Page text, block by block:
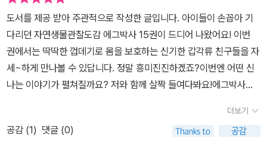
서 토종 가재들이 죽기도 한데요하천에서 포획한 미국 가재는 포란상
태였는데요포란은 부화하기 위하여 알을 품는 일이랍니다 ​나쁜 가재
라며 미국 가재를 잡으려는 아이들이 있었는데갑각류에 대한 방송을
하겠다며 미국 가재를 구했어요 ​갑각류에 대해서 설명해주는 에그박
사, 양박사, 웅박사담수 갑각류, 육지 갑각류, 바다 갑각류가 있더라고
요책에서 다양하게 알아보시면 좋을 것 같아요가재의 정체에 대해서
알아보려고 하는데요외래종인 미국 가재와 비교 방송을 하기 위해서
민물 가재도 채집하고 카메라 주변을 깨끗하게 치우라고 이야기하는
도서를 제공 받아 주관적으로 작성한 글입니다. 아이들이 손꼽아 기
다리던 자연생물관찰도감 에그박사 15권이 드디어 나왔어요! 이번
권에서는 딱딱한 껍데기로 몸을 보호하는 신기한 갑각류 친구들을 자
세~하게 만나볼 수 있답니다. 정말 흥미진진하겠죠?이번엔 어떤 신
나는 이야기가 펼쳐질까요? 저와 함께 살짝 들여다봐요!에그박사와
며느리, 닭새우, 고대 갑각류, 소라게, 딱총 새우까지! 평소에 보기 힘
든 신기한 갑각류 친구들을 잔뜩 만날 수 있어요!특히 1장에서는 딱딱
더보기
공감 (1) 댓글 (0)